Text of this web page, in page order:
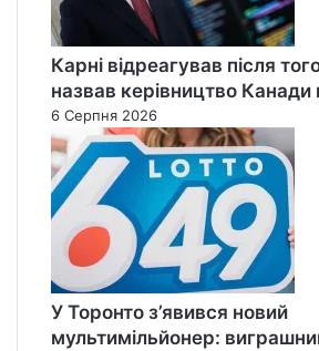
Карні відреагував після
назвав керівництво Канади
6 Серпня 2026
У Торонто з’явився новий
мультимільйонер: